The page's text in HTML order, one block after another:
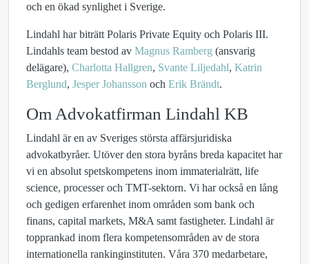
och en ökad synlighet i Sverige.
Lindahl har biträtt Polaris Private Equity och Polaris III.
Lindahls team bestod av Magnus Ramberg (ansvarig
delägare), Charlotta Hallgren, Svante Liljedahl, Katrin
Berglund, Jesper Johansson och Erik Brändt.
Om Advokatfirman Lindahl KB
Lindahl är en av Sveriges största affärsjuridiska
advokatbyråer. Utöver den stora byråns breda kapacitet har
vi en absolut spetskompetens inom immaterialrätt, life
science, processer och TMT-sektorn. Vi har också en lång
och gedigen erfarenhet inom områden som bank och
finans, capital markets, M&A samt fastigheter. Lindahl är
topprankad inom flera kompetensområden av de stora
internationella rankinginstituten. Våra 370 medarbetare,